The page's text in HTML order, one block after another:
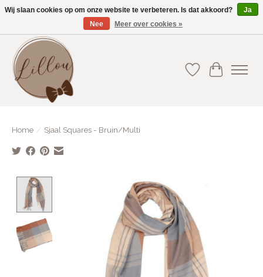
Gratis verzending vanaf €75(BE) en €100(NL)
Verlanglijst
Home / Sjaal Squares - Bruin/Multi
Product image slideshow Items
Wij slaan cookies op om onze website te verbeteren. Is dat akkoord?
Ja
Nee
Meer over cookies »